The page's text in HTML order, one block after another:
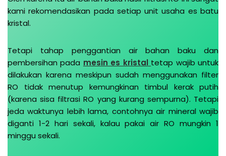
kami rekomendasikan pada setiap unit usaha es batu
kristal.
Tetapi tahap penggantian air bahan baku dan
pembersihan pada mesin es kristal tetap wajib untuk
dilakukan karena meskipun sudah menggunakan filter
RO tidak menutup kemungkinan timbul kerak putih
(karena sisa filtrasi RO yang kurang sempurna). Tetapi
jeda waktunya lebih lama, contohnya air mineral wajib
diganti 1-2 hari sekali, kalau pakai air RO mungkin 1
minggu sekali.